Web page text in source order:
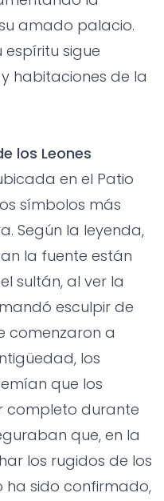
amado palacio.
sigue
habitaciones de la
los Leones
en el Patio
símbolos más
Según la leyenda,
la fuente están
sultán, al ver la
esculpir de
comenzaron a
los
que los
completo durante
que, en la
los rugidos de los
ha sido confirmado,